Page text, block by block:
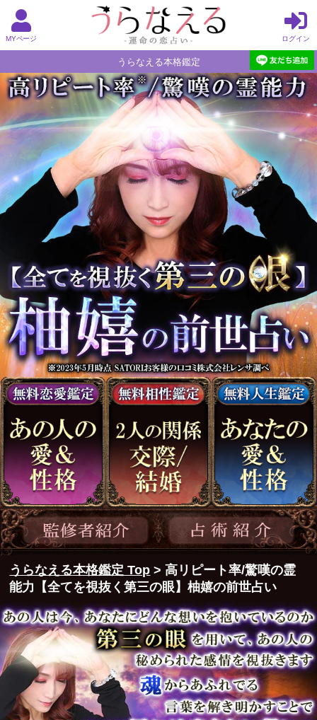
MYページ ログイン
うらなえる本格鑑定
うらなえる本格鑑定 Top > 高リピート率/驚嘆の霊
能力【全てを視抜く第三の眼】柚嬉の前世占い